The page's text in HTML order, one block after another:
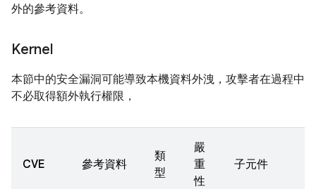
外的參考資料。
Kernel
本節中的安全漏洞可能導致本機資料外洩，攻擊者在過程中
不必取得額外執行權限，
CVE 參考資料
類
型
嚴
重
性
子元件